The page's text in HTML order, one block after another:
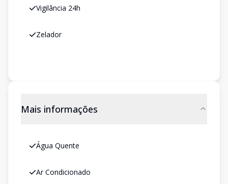
Vigilância 24h
Zelador
Mais informações
Água Quente
Ar Condicionado